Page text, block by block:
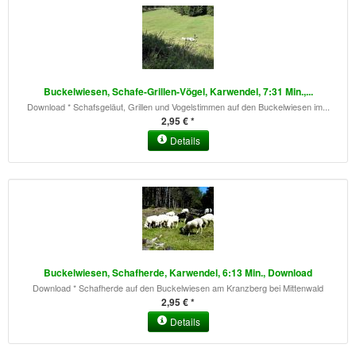
Buckelwiesen, Schafe-Grillen-Vögel, Karwendel, 7:31 Min.,...
Download * Schafsgeläut, Grillen und Vogelstimmen auf den Buckelwiesen im...
2,95 € *
Details
Buckelwiesen, Schafherde, Karwendel, 6:13 Min., Download
Download * Schafherde auf den Buckelwiesen am Kranzberg bei Mittenwald
2,95 € *
Details